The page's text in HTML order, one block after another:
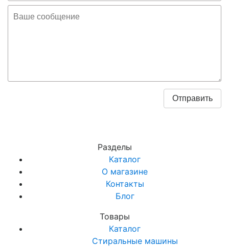
Разделы
Каталог
О магазине
Контакты
Блог
Товары
Каталог
Стиральные машины